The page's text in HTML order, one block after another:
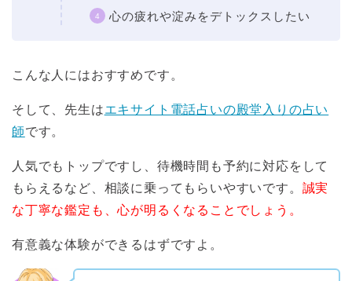
心の疲れや淀みをデトックスしたい
こんな人にはおすすめです。
そして、先生はエキサイト電話占いの殿堂入りの占い
師です。
人気でもトップですし、待機時間も予約に対応をして
もらえるなど、相談に乗ってもらいやすいです。 誠実
な丁寧な鑑定も、心が明るくなることでしょう。
有意義な体験ができるはずですよ。